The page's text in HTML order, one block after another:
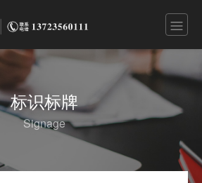
标识标牌
Signage